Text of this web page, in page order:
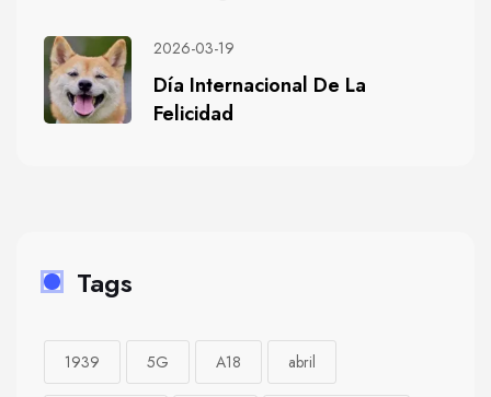
2026-03-19
Día Internacional De La
Felicidad
Tags
1939 5G A18 abril